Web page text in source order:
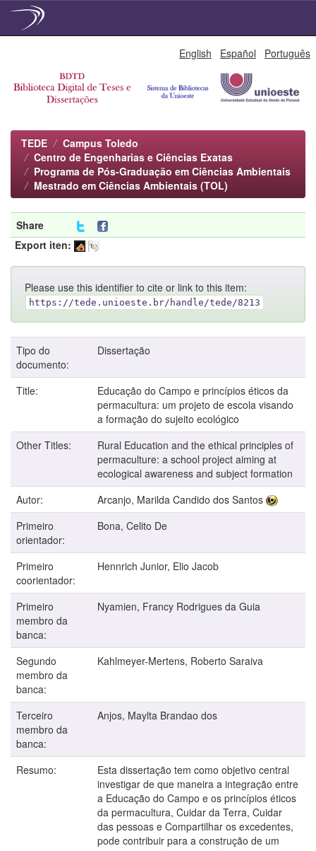
English Español Português
TEDE
Campus Toledo
Centro de Engenharias e Ciências Exatas
Programa de Pós-Graduação em Ciências Ambientais
Mestrado em Ciências Ambientais (TOL)
Share
Export iten:
Please use this identifier to cite or link to this item:
https://tede.unioeste.br/handle/tede/8213
Tipo do
documento:
Dissertação
Title:
Educação do Campo e princípios éticos da
permacultura: um projeto de escola visando
a formação do sujeito ecológico
Other Titles:
Rural Education and the ethical principles of
permaculture: a school project aiming at
ecological awareness and subject formation
Autor:
Arcanjo, Marilda Candido dos Santos
Primeiro
orientador:
Bona, Celito De
Primeiro
coorientador:
Hennrich Junior, Elio Jacob
Primeiro
membro da
banca:
Nyamien, Francy Rodrigues da Guia
Segundo
membro da
banca:
Kahlmeyer-Mertens, Roberto Saraiva
Terceiro
membro da
banca:
Anjos, Maylta Brandao dos
Resumo:
Esta dissertação tem como objetivo central
investigar de que maneira a integração entre
a Educação do Campo e os princípios éticos
da permacultura, Cuidar da Terra, Cuidar
das pessoas e Compartilhar os excedentes,
pode contribuir para a construção de um